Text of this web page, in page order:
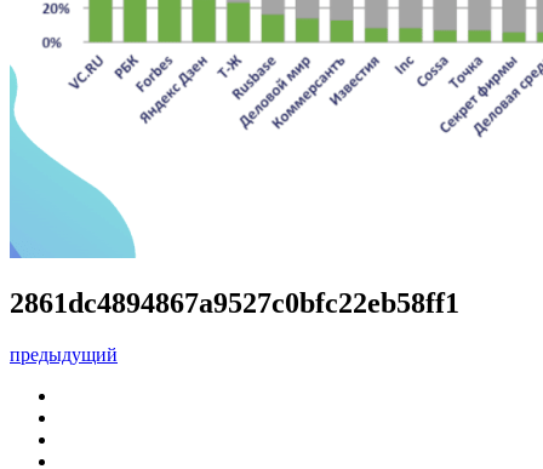
2861dc4894867a9527c0bfc22eb58ff1
предыдущий